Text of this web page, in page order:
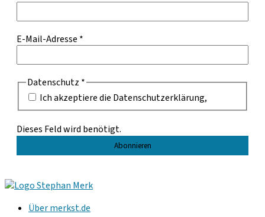
E-Mail-Adresse *
Datenschutz *
Ich akzeptiere die Datenschutzerklärung,
Dieses Feld wird benötigt.
Über merkst.de